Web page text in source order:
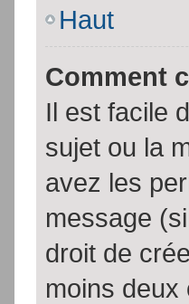
Haut
Comment
Il est facile
sujet ou la
avez les
message
droit de
moins deux